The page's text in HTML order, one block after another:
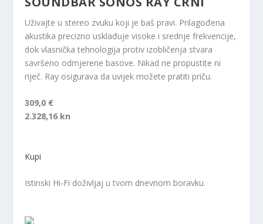
Uživajte u stereo zvuku koji je baš pravi. Prilagođena
akustika precizno usklađuje visoke i srednje frekvencije,
dok vlasnička tehnologija protiv izobličenja stvara
savršeno odmjerene basove. Nikad ne propustite ni
riječ. Ray osigurava da uvijek možete pratiti priču.
309,0 €
2.328,16 kn
Kupi
Istinski Hi-Fi doživljaj u tvom dnevnom boravku.